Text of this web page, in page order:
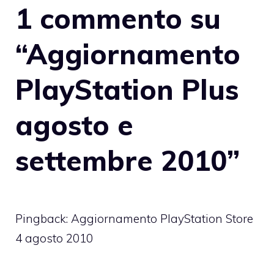
1 commento su
“Aggiornamento
PlayStation Plus
agosto e
settembre 2010”
Pingback: Aggiornamento PlayStation Store
4 agosto 2010